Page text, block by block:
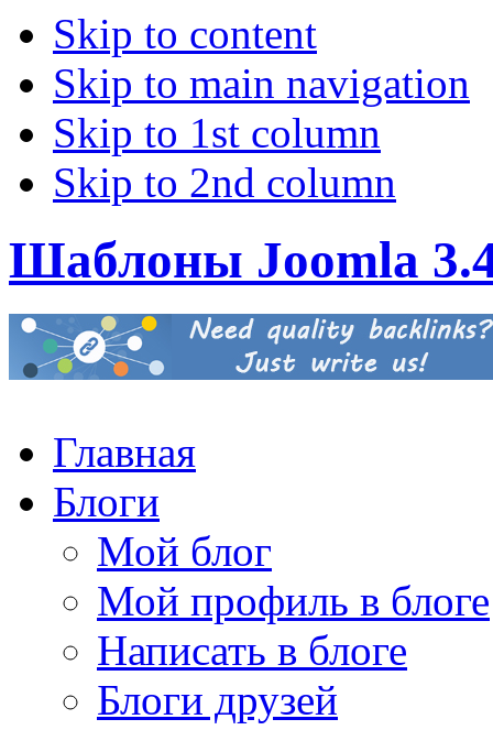
Skip to content
Skip to main navigation
Skip to 1st column
Skip to 2nd column
Шаблоны Joomla
Главная
Блоги
Мой блог
Мой профиль в блоге
Написать в блоге
Блоги друзей